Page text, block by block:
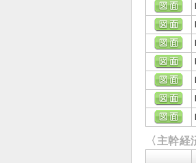
〈主幹